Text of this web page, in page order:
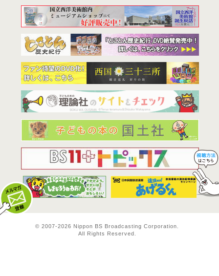
© 2007-2026 Nippon BS Broadcasting Corporation.
All Rights Reserved.